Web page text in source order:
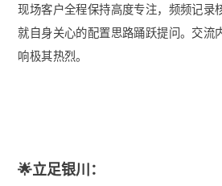
现场客户全程保持高度专注，频频记录
就自身关心的配置思路踊跃提问。交流
响极其热烈。
🌟立足银川：